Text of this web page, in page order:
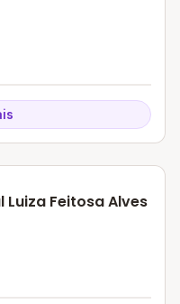
Feitosa Alves